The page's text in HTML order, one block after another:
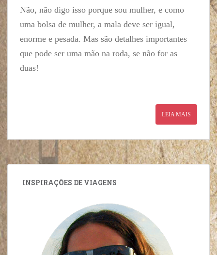
Não, não digo isso porque sou mulher, e como
uma bolsa de mulher, a mala deve ser igual,
enorme e pesada. Mas são detalhes importantes
que pode ser uma mão na roda, se não for as
duas!
LEIA MAIS
INSPIRAÇÕES DE VIAGENS